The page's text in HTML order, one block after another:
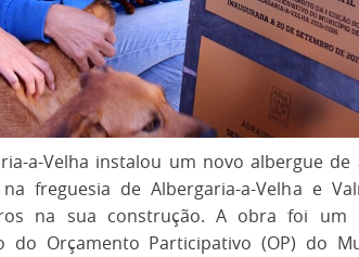
a-Velha instalou um novo albergue de
freguesia de Albergaria-a-Velha e
na sua construção. A obra foi um
do Orçamento Participativo (OP) do